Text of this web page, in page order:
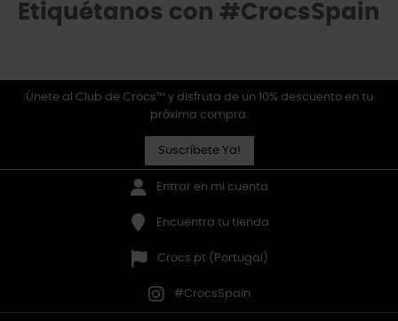
Etiquétanos con #CrocsSpain
Únete al Club de Crocs™ y disfruta de un 10% descuento en tu
próxima compra.
Suscríbete Ya!
Entrar en mi cuenta
Encuentra tu tienda
Crocs.pt (Portugal)
#CrocsSpain